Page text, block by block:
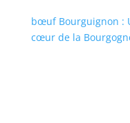
bœuf Bourguignon :
cœur de la